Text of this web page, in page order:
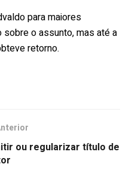
para maiores
o assunto, mas até a
retorno.
ou regularizar título de